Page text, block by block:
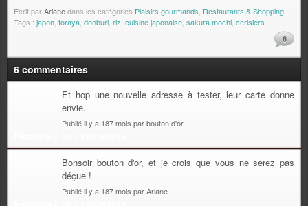
Écrit parArianedans les catégories Plaisirs gourmands Restaurants & Shopping |
Tags : japon toraya donburi riz cuisine japonaise sakura mochi cerisiers
6
6 commentaires
Et hop une nouvelle adresse à tester, leur carte donne
envie.
Publié il y a 187 mois par bouton d'or.
Bonsoir bouton d'or, et je crois que vous ne serez pas
déçue !
Publié il y a 187 mois par Ariane.